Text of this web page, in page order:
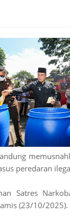
peredaran
Satres
(23/10/2025).